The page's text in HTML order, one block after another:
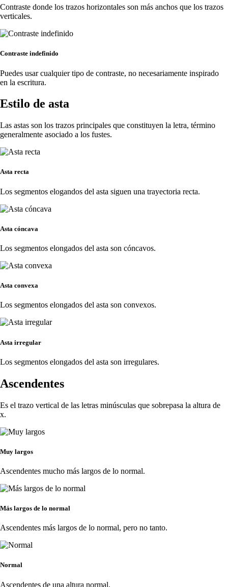
Contraste donde los trazos horizontales son más anchos que los trazos
verticales.
Contraste indefinido
Puedes usar cualquier tipo de contraste, no necesariamente inspirado
en la escritura.
Estilo de asta
Las astas son los trazos principales que constituyen la letra, término
generalmente asociado a los fustes.
Asta recta
Los segmentos elogandos del asta siguen una trayectoria recta.
Asta cóncava
Los segmentos elongados del asta son cóncavos.
Asta convexa
Los segmentos elongados del asta son convexos.
Asta irregular
Los segmentos elongados del asta son irregulares.
Ascendentes
Es el trazo vertical de las letras minúsculas que sobrepasa la altura de
x.
Muy largos
Ascendentes mucho más largos de lo normal.
Más largos de lo normal
Ascendentes más largos de lo normal, pero no tanto.
Normal
Ascendentes de una altura normal.